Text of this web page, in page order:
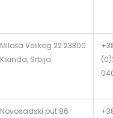
Miloša Velikog 22 23300
Kikinda, Srbija
Novosadski put 86